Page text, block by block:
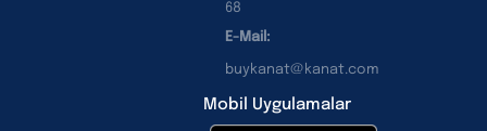
68
E-Mail:
buykanat@kanat.com
Mobil Uygulamalar